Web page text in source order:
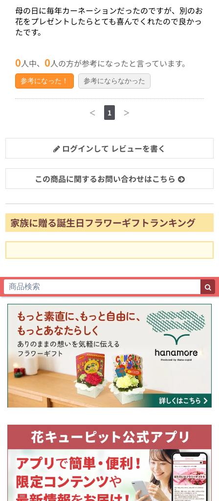
母の日に毎年カーネーションだったのですが、別のお
花をプレゼントしたらとても喜んでくれたので良かっ
たです。
0人中、0人の方が参考になったと言っています。
参考になった！ 参考にならなかった
＜ 1 ＞
ログインして レビューを書く
この商品に関するお問い合わせはこちら
家族に贈る誕生日フラワーギフトランキング